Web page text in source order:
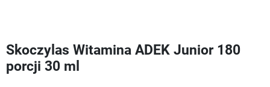
Skoczylas Witamina ADEK Junior 180
porcji 30 ml